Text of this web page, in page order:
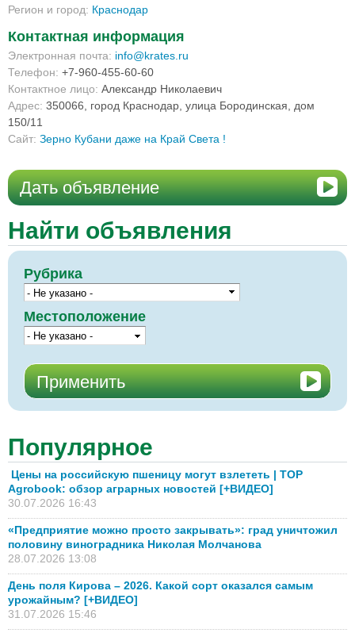
Регион и город: Краснодар
Контактная информация
Электронная почта: info@krates.ru
Телефон: +7-960-455-60-60
Контактное лицо: Александр Николаевич
Адрес: 350066, город Краснодар, улица Бородинская, дом
150/11
Сайт: Зерно Кубани даже на Край Света !
Дать объявление
Найти объявления
Рубрика
Местоположение
Популярное
Цены на российскую пшеницу могут взлететь | TOP
Agrobook: обзор аграрных новостей [+ВИДЕО]
30.07.2026 16:43
«Предприятие можно просто закрывать»: град уничтожил
половину виноградника Николая Молчанова
28.07.2026 13:08
День поля Кирова – 2026. Какой сорт оказался самым
урожайным? [+ВИДЕО]
31.07.2026 15:46